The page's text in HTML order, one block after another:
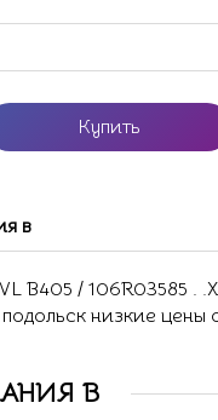
Купить
в
B405 / 106R03585 .
низкие
В